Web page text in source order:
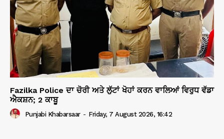
Fazilka Police ਦਾ ਚੋਰੀ ਅਤੇ ਲੁੱਟਾਂ ਖੋਹਾਂ ਕਰਨ ਵਾਲਿਆਂ ਵਿਰੁਧ ਵੱਡਾ
ਐਕਸ਼ਨ; 2 ਕਾਬੂ
Punjabi Khabarsaar - Friday, 7 August 2026, 16:42